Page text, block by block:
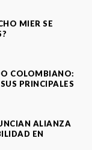
MIER SE
COLOMBIANO:
PRINCIPALES
ALIANZA
EN